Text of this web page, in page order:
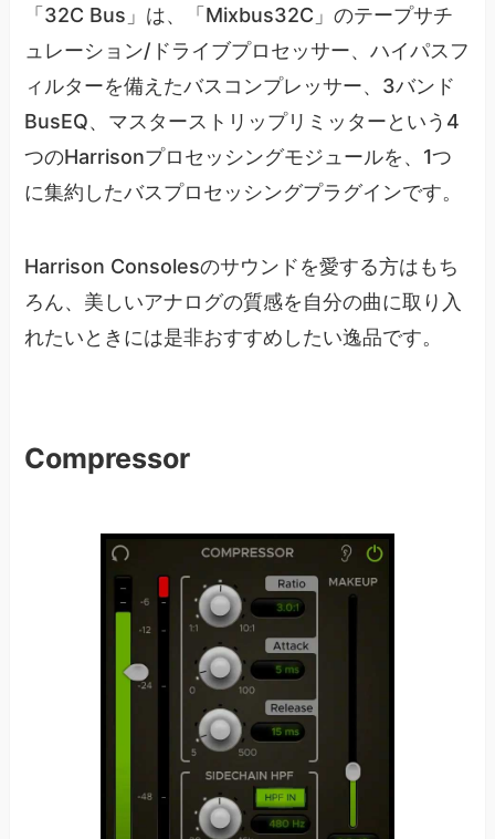
「32C Bus」は、「Mixbus32C」のテープサチ
ュレーション/ドライブプロセッサー、ハイパスフ
ィルターを備えたバスコンプレッサー、3バンド
BusEQ、マスターストリップリミッターという4
つのHarrisonプロセッシングモジュールを、1つ
に集約したバスプロセッシングプラグインです。
Harrison Consolesのサウンドを愛する方はもち
ろん、美しいアナログの質感を自分の曲に取り入
れたいときには是非おすすめしたい逸品です。
Compressor